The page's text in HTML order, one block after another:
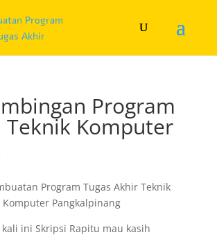
Program
Teknik Komputer
kali ini Skripsi Rapitu mau kasih